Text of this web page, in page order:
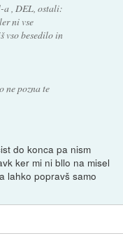
a , DEL, ostali:
ni vse
vso besedilo in
ne pozna te
do konca pa nism
ker mi ni bllo na misel
lahko popravš samo